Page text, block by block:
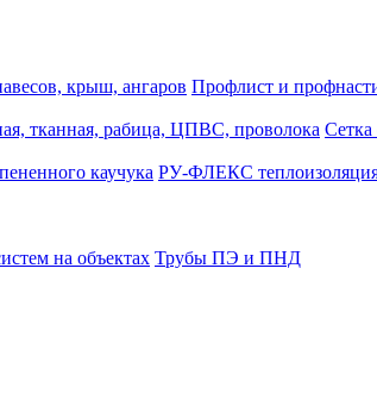
крыш, ангаров Профлист и
тканная, рабица, ЦПВС, проволока Сетка
каучука РУ-ФЛЕКС
на объектах Трубы ПЭ и ПНД